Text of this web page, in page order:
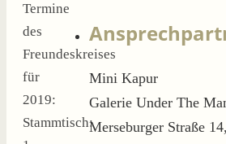
Termine
des
Freundeskreises
für
2019:
Stammtisch:
Mini Kapur
Galerie Under The
Merseburger Straße